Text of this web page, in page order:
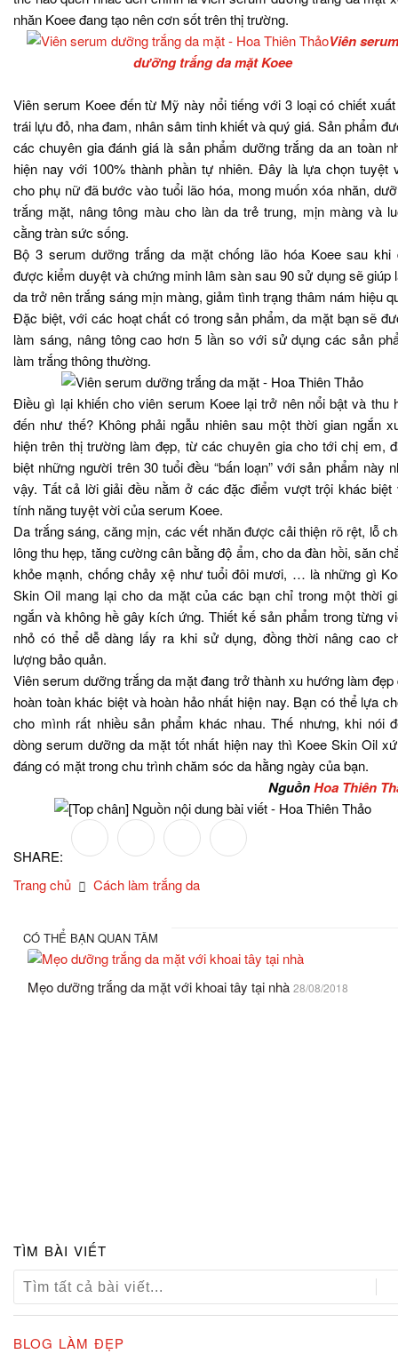
nhăn Koee đang tạo nên cơn sốt trên thị trường.
Viên serum
dưỡng trắng da mặt Koee
Viên serum Koee đến từ Mỹ này nổi tiếng với 3 loại có chiết
trái lựu đỏ, nha đam, nhân sâm tinh khiết và quý giá. Sản phẩm
các chuyên gia đánh giá là sản phẩm dưỡng trắng da an toàn
hiện nay với 100% thành phần tự nhiên. Đây là lựa chọn tuyệt
cho phụ nữ đã bước vào tuổi lão hóa, mong muốn xóa nhăn,
trắng mặt, nâng tông màu cho làn da trẻ trung, mịn màng và
cằng tràn sức sống.
Bộ 3 serum dưỡng trắng da mặt chống lão hóa Koee sau khi
được kiểm duyệt và chứng minh lâm sàn sau 90 sử dụng sẽ giúp
da trở nên trắng sáng mịn màng, giảm tình trạng thâm nám hiệu
Đặc biệt, với các hoạt chất có trong sản phẩm, da mặt bạn sẽ
làm sáng, nâng tông cao hơn 5 lần so với sử dụng các sản
làm trắng thông thường.
Điều gì lại khiến cho viên serum Koee lại trở nên nổi bật và thu
đến như thế? Không phải ngẫu nhiên sau một thời gian ngắn
hiện trên thị trường làm đẹp, từ các chuyên gia cho tới chị em,
biệt những người trên 30 tuổi đều “bấn loạn” với sản phẩm này
vậy. Tất cả lời giải đều nằm ở các đặc điểm vượt trội khác biệt
tính năng tuyệt vời của serum Koee.
Da trắng sáng, căng mịn, các vết nhăn được cải thiện rõ rệt, lỗ
lông thu hẹp, tăng cường cân bằng độ ẩm, cho da đàn hồi, săn
khỏe mạnh, chống chảy xệ như tuổi đôi mươi, … là những gì
Skin Oil mang lại cho da mặt của các bạn chỉ trong một thời
ngắn và không hề gây kích ứng. Thiết kế sản phẩm trong từng
nhỏ có thể dễ dàng lấy ra khi sử dụng, đồng thời nâng cao
lượng bảo quản.
Viên serum dưỡng trắng da mặt đang trở thành xu hướng làm đẹp
hoàn toàn khác biệt và hoàn hảo nhất hiện nay. Bạn có thể lựa
cho mình rất nhiều sản phẩm khác nhau. Thế nhưng, khi nói
dòng serum dưỡng da mặt tốt nhất hiện nay thì Koee Skin Oil
đáng có mặt trong chu trình chăm sóc da hằng ngày của bạn.
NguồnHoa Thiên
SHARE:
Trang chủ
Cách làm trắng da
CÓ THỂ BẠN QUAN TÂM
Mẹo dưỡng trắng da mặt với khoai tây tại nhà 28/08/2018
TÌM BÀI VIẾT
BLOG LÀM ĐẸP